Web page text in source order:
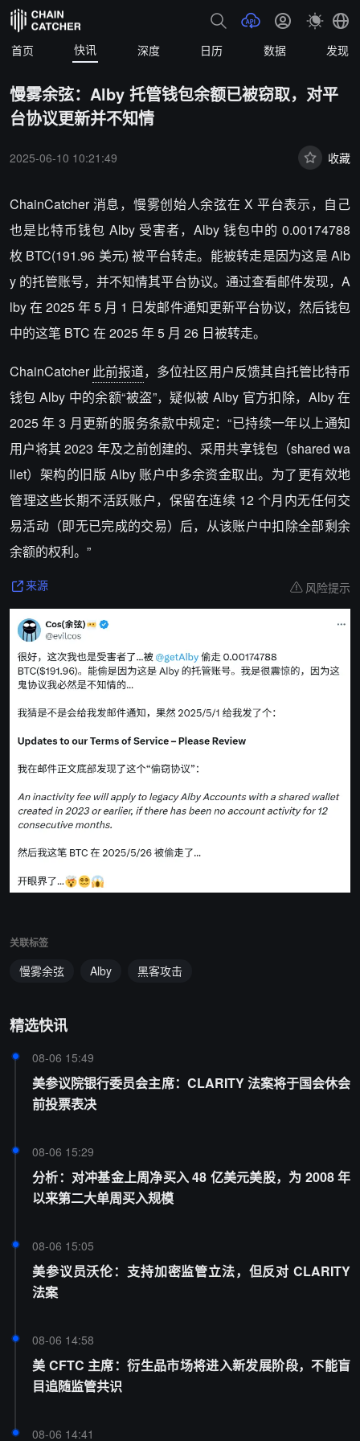
首页 快讯 深度 日历 数据 发现
慢雾余弦：Alby 托管钱包余额已被窃取，对平
台协议更新并不知情
2025-06-10 10:21:49 收藏
ChainCatcher 消息， 慢雾创始人余弦在 X 平台表示，自己
也是比特币钱包 Alby 受害者，Alby 钱包中的 0.00174788
枚 BTC(191.96 美元) 被平台转走。能被转走是因为这是 Alb
y 的托管账号，并不知情其平台协议。通过查看邮件发现，A
lby 在 2025 年 5 月 1 日发邮件通知更新平台协议，然后钱包
中的这笔 BTC 在 2025 年 5 月 26 日被转走。
ChainCatcher 此前报道，多位社区用户反馈其自托管比特币
钱包 Alby 中的余额“被盗”，疑似被 Alby 官方扣除，Alby 在
2025 年 3 月更新的服务条款中规定：“已持续一年以上通知
用户将其 2023 年及之前创建的、采用共享钱包（shared wa
llet）架构的旧版 Alby 账户中多余资金取出。为了更有效地
管理这些长期不活跃账户，保留在连续 12 个月内无任何交
易活动（即无已完成的交易）后，从该账户中扣除全部剩余
余额的权利。”
来源 风险提示
关联标签
慢雾余弦 Alby 黑客攻击
精选快讯
08-06 15:49
美参议院银行委员会主席：CLARITY 法案将于国会休会
前投票表决
08-06 15:29
分析：对冲基金上周净买入 48 亿美元美股，为 2008 年
以来第二大单周买入规模
08-06 15:05
美参议员沃伦：支持加密监管立法，但反对 CLARITY
法案
08-06 14:58
美 CFTC 主席：衍生品市场将进入新发展阶段，不能盲
目追随监管共识
08-06 14:41